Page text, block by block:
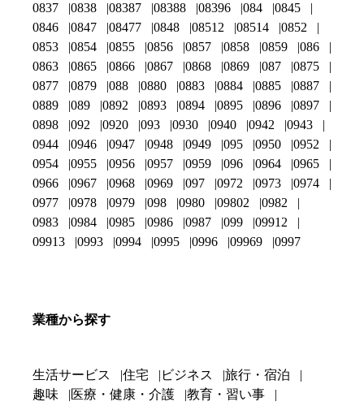
0837
0838 08387 08388 08396 084
0845
0846
0847 08477 0848 08512 08514
0852
0853
0854 0855 0856 0857 0858 0859
086
0863
0865 0866 0867 0868 0869 087
0875
0877
0879 088 0880 0883 0884 0885
0887
0889
089 0892 0893 0894 0895 0896
0897
0898
092 0920 093 0930 0940 0942
0943
0944
0946 0947 0948 0949 095 0950
0952
0954
0955 0956 0957 0959 096 0964
0965
0966
0967 0968 0969 097 0972 0973
0974
0977
0978 0979 098 0980 09802
0982
0983
0984 0985 0986 0987 099
09912
09913
0993 0994 0995 0996 09969 0997
業種から探す
生活サービス 住宅 ビジネス
旅行・宿泊
趣味
医療・健康・介護
教育・習い事